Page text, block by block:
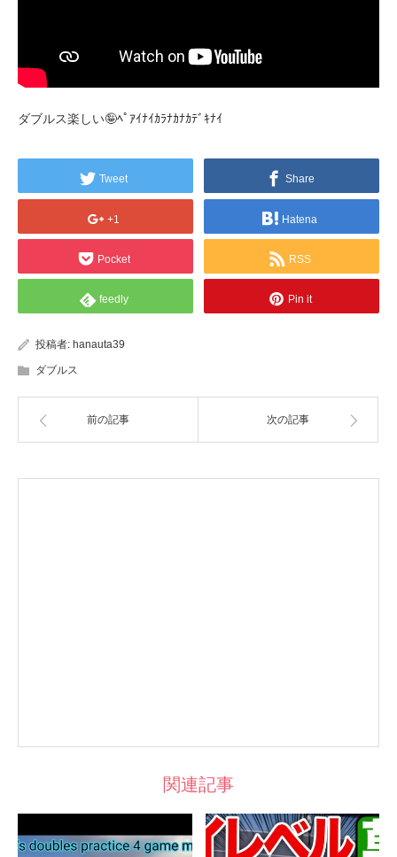
ダブルス楽しい🤪ﾍﾟｱｲﾅｲｶﾗﾅｶﾅｶﾃﾞｷﾅｲ
Tweet Share
+1 Hatena
Pocket RSS
feedly Pin it
投稿者: hanauta39
ダブルス
前の記事 次の記事
関連記事